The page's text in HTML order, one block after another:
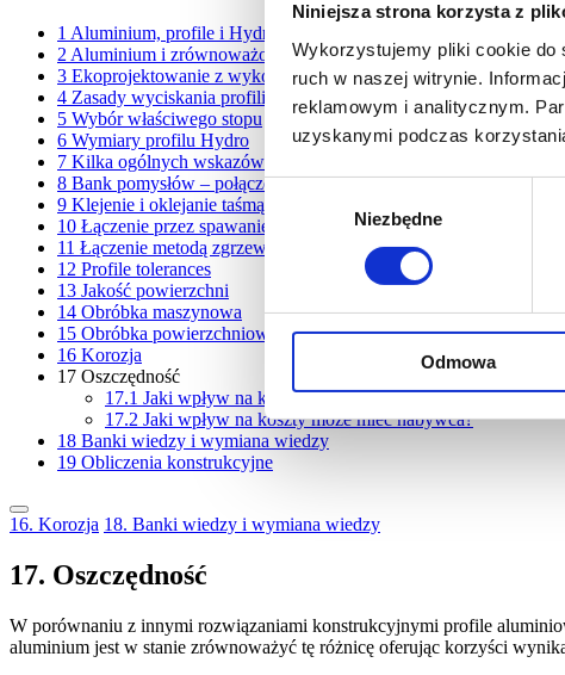
Niniejsza strona korzysta z
Wykorzystujemy pliki cookie do
ruch w naszej witrynie.
reklamowym i analitycznym.
uzyskanymi podczas
Wybór
zgody
Niezbędne
Odmowa
1 Aluminium, profile i Hydro
2 Aluminium i zrównoważony rozwój
3 Ekoprojektowanie z wykorzystaniem profili aluminiowych
4 Zasady wyciskania profili
5 Wybór właściwego stopu
6 Wymiary profilu Hydro
7 Kilka ogólnych wskazówek projektowych
8 Bank pomysłów – połączenia mechaniczne
9 Klejenie i oklejanie taśmą
10 Łączenie przez spawanie
11 Łączenie metodą zgrzewania tarciowego z przemieszaniem
12 Profile tolerances
13 Jakość powierzchni
14 Obróbka maszynowa
15 Obróbka powierzchniowa
16 Korozja
17 Oszczędność
17.1 Jaki wpływ na koszty może mieć projektant?
17.2 Jaki wpływ na koszty może mieć nabywca?
18 Banki wiedzy i wymiana wiedzy
19 Obliczenia konstrukcyjne
16. Korozja 18. Banki wiedzy i wymiana wiedzy
17. Oszczędność
W porównaniu z innymi rozwiązaniami konstrukcyjnymi profile
aluminium jest w stanie zrównoważyć tę różnicę oferując korzyści